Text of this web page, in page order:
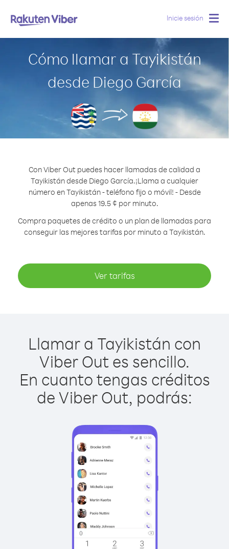
Inicie sesión
Cómo llamar a Tayikistán
desde Diego García
Con Viber Out puedes hacer llamadas de calidad a
Tayikistán desde Diego García.¡Llama a cualquier
número en Tayikistán - teléfono fijo o móvil! - Desde
apenas 19.5 ¢ por minuto.
Compra paquetes de crédito o un plan de llamadas para
conseguir las mejores tarifas por minuto a Tayikistán.
Ver tarifas
Llamar a Tayikistán con
Viber Out es sencillo.
En cuanto tengas créditos
de Viber Out, podrás: